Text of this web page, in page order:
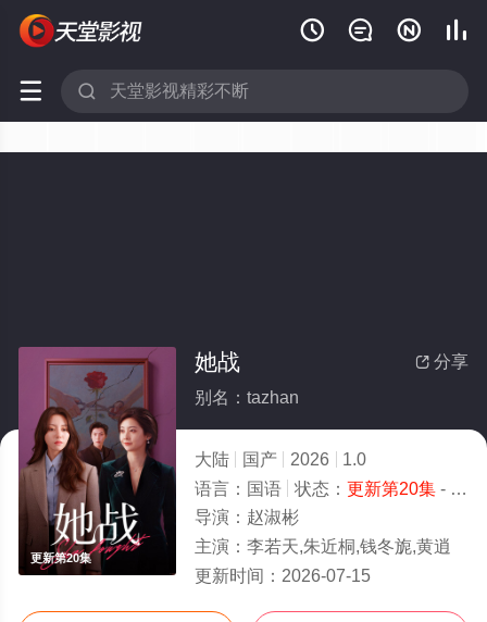
   
 
更新第20集
 分享
她战
别名：tazhan
大陆 国产 2026
1.0
语言： 国语 状态： 更新第20集- 免费在线观看
导演： 赵淑彬
主演： 李若天,朱近桐,钱冬旎,黄逍
更新时间： 2026-07-15